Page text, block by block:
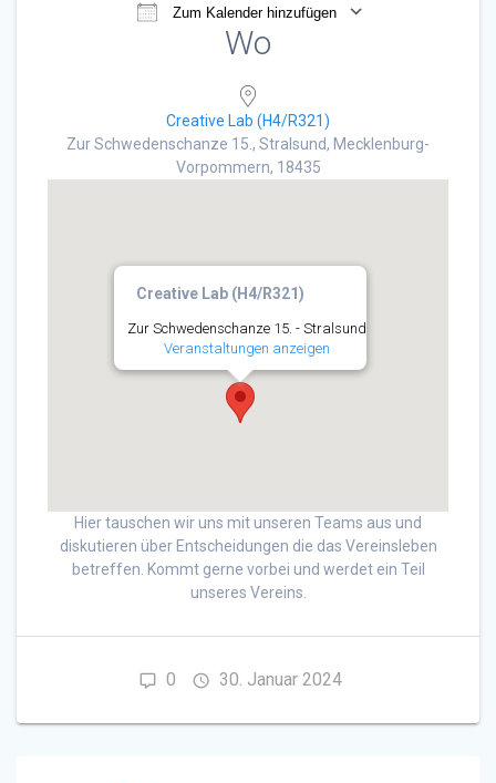
Zum Kalender hinzufügen
ICS herunterladenWo
Creative Lab (H4/R321)
Zur Schwedenschanze 15., Stralsund, Mecklenburg-
Vorpommern, 18435
Creative Lab (H4/R321)
Zur Schwedenschanze 15. - Stralsund
Veranstaltungen anzeigen
Hier tauschen wir uns mit unseren Teams aus und
diskutieren über Entscheidungen die das Vereinsleben
betreffen. Kommt gerne vorbei und werdet ein Teil
unseres Vereins.
0 30. Januar 2024